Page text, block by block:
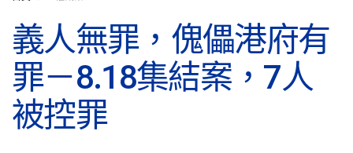
義人無罪，傀儡港府有
罪－8.18集結案，7人
被控罪